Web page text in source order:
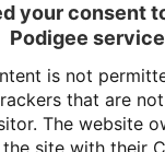
your consent
Podigee
is not
that are
The website
site with their